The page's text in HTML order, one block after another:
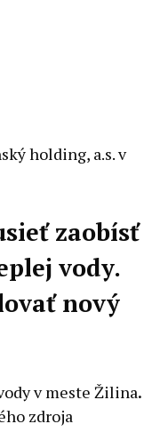
holding, a.s. v
zaobísť
vody.
nový
v meste Žilina.
zdroja